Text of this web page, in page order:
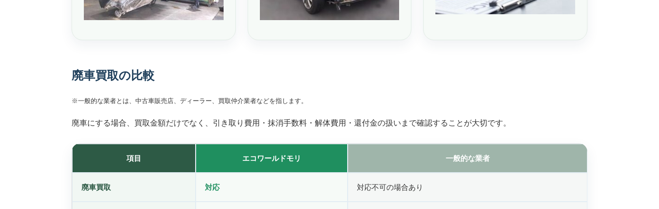
廃車買取の比較
※一般的な業者とは、中古車販売店、ディーラー、買取仲介業者などを指します。
廃車にする場合、買取金額だけでなく、引き取り費用・抹消手数料・解体費用・還付金の扱いまで確認することが大切です。
項目 エコワールドモリ 一般的な業者
廃車買取 対応 対応不可の場合あり